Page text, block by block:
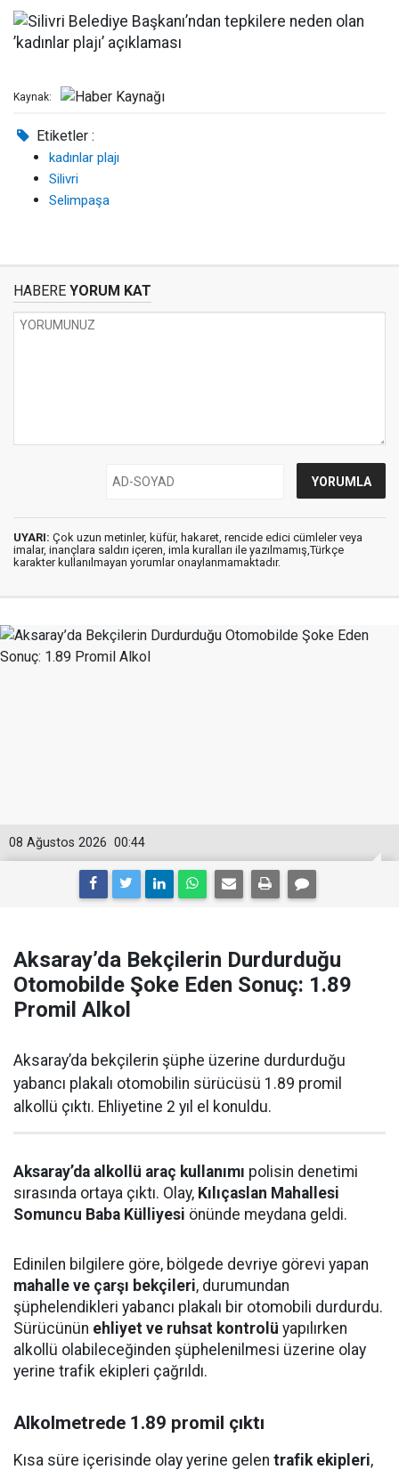
Kaynak:
Etiketler :
kadınlar plajı
Silivri
Selimpaşa
HABERE YORUM KAT
UYARI: Çok uzun metinler, küfür, hakaret, rencide edici cümleler veya
imalar, inançlara saldırı içeren, imla kuralları ile yazılmamış,Türkçe
karakter kullanılmayan yorumlar onaylanmamaktadır.
00:44
08 Ağustos 2026
Aksaray’da Bekçilerin Durdurduğu
Otomobilde Şoke Eden Sonuç: 1.89
Promil Alkol
Aksaray’da bekçilerin şüphe üzerine durdurduğu
yabancı plakalı otomobilin sürücüsü 1.89 promil
alkollü çıktı. Ehliyetine 2 yıl el konuldu.
Aksaray’da alkollü araç kullanımı polisin denetimi
sırasında ortaya çıktı. Olay, Kılıçaslan Mahallesi
Somuncu Baba Külliyesi önünde meydana geldi.
Edinilen bilgilere göre, bölgede devriye görevi yapan
mahalle ve çarşı bekçileri, durumundan
şüphelendikleri yabancı plakalı bir otomobili durdurdu.
Sürücünün ehliyet ve ruhsat kontrolü yapılırken
alkollü olabileceğinden şüphelenilmesi üzerine olay
yerine trafik ekipleri çağrıldı.
Alkolmetrede 1.89 promil çıktı
Kısa süre içerisinde olay yerine gelen trafik ekipleri,